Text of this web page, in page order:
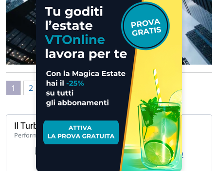
1 2 3 4 5
Il Turbo del giorno
Performance 1 anno 114,10%
UCH TB LG ENEL 5.887 B 5.887 O… »